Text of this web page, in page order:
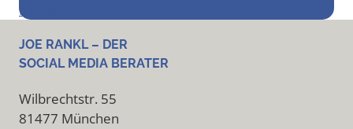
Newsletter bestellen
JOE RANKL – DER
SOCIAL MEDIA BERATER
Wilbrechtstr. 55
81477 München